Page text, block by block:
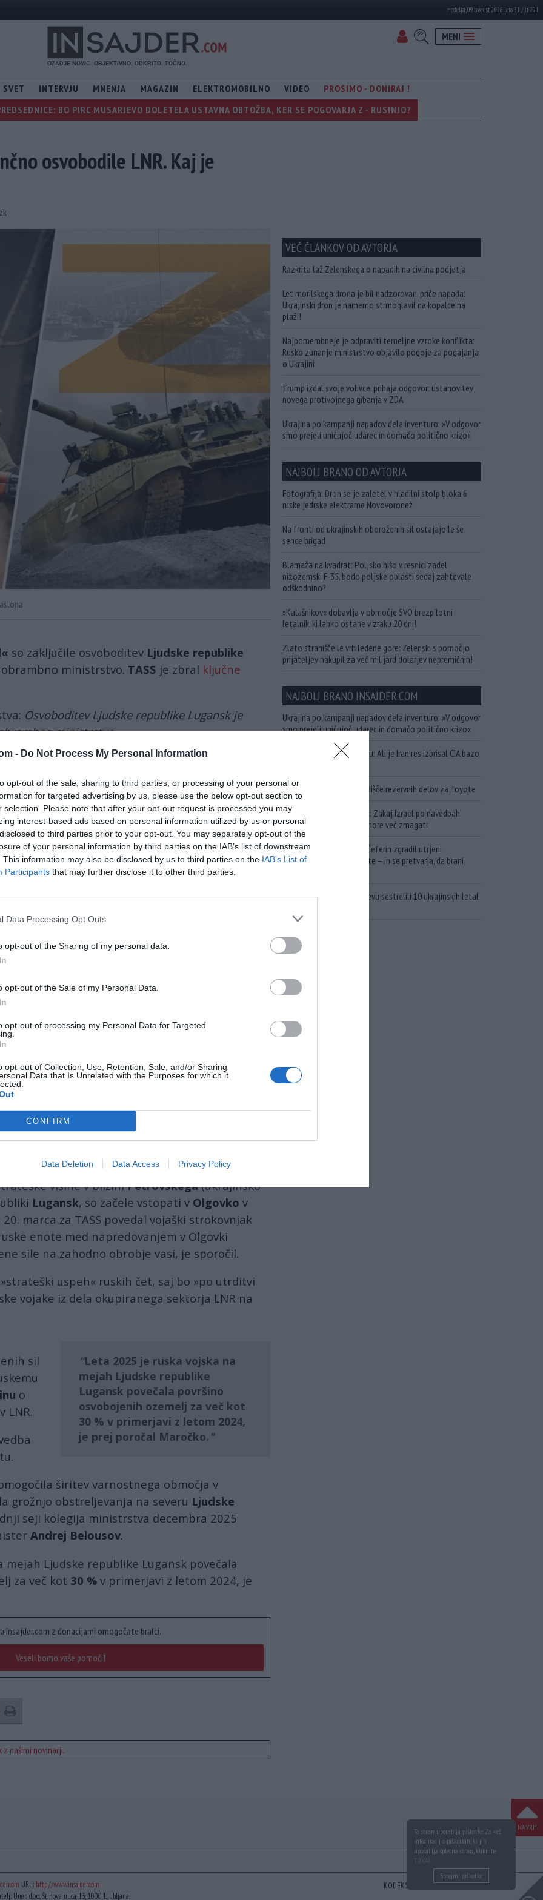
- Do Not Process My Personal Information
opt-out of the sale, sharing to third parties, or processing of your personal or
for targeted advertising by us, please use the below opt-out section to
selection. Please note that after your opt-out request is processed you may
interest-based ads based on personal information utilized by us or personal
to third parties prior to your opt-out. You may separately opt-out of the
of your personal information by third parties on the IAB’s list of downstream
This information may also be disclosed by us to third parties on the IAB’s List of
Participants that may further disclose it to other third parties.
Data Processing Opt Outs
opt-out of the Sharing of my personal data.
opt-out of the Sale of my Personal Data.
opt-out of processing my Personal Data for Targeted
opt-out of Collection, Use, Retention, Sale, and/or Sharing
Data that Is Unrelated with the Purposes for which it
CONFIRM
Data Deletion Data Access Privacy Policy
nedelja, 09. avgust 2026 leto 31 / št. 221
MENI
SVET INTERVJU MNENJA MAGAZIN ELEKTROMOBILNO VIDEO
PROSIMO - DONIRAJ !
BO PIRC MUSARJEVO DOLETELA USTAVNA OBTOŽBA, KER SE POGOVARJA Z - RUSINJO?
osvobodile LNR. Kaj je
so zaključile osvoboditev Ljudske republike
ministrstvo. TASS je zbral ključne
Osvoboditev Ljudske republike Lugansk je
ministrstvo.
so enote silne skupine 'Zahod' zaključile
višine v bližiniPetrovskega(ukrajinsko
Lugansk, so začele vstopati v Olgovko v
20. marca za TASS povedal vojaški strokovnjak
enote med napredovanjem v Olgovki
sile na zahodno obrobje vasi, je sporočil.
uspeh« ruskih čet, saj bo »po utrditvi
vojake iz dela okupiranega sektorja LNR na
Leta 2025 je ruska vojska na
mejah Ljudske republike
Lugansk povečala površino
osvobojenih ozemelj za več kot
30 % v primerjavi z letom 2024,
je prej poročal Maročko.
sil
o
LNR.
širitev varnostnega območja v
grožnjo obstreljevanja na severu Ljudske
seji kolegija ministrstva decembra 2025
Andrej Belousov.
mejah Ljudske republike Lugansk povečala
za več kot 30 % v primerjavi z letom 2024, je
Insajder.com z donacijami omogočate bralci.
Veseli bomo vaše pomoči!
našimi novinarji.
VEČ ČLANKOV OD AVTORJA
Razkrita laž Zelenskega o napadih na civilna podjetja
Let morilskega drona je bil nadzorovan, priče napada:
Ukrajinski dron je namerno strmoglavil na kopalce na
plaži!
Najpomembneje je odpraviti temeljne vzroke konflikta:
Rusko zunanje ministrstvo objavilo pogoje za pogajanja
o Ukrajini
Trump izdal svoje volivce, prihaja odgovor: ustanovitev
novega protivojnega gibanja v ZDA
Ukrajina po kampanji napadov dela inventuro: »V odgovor
smo prejeli uničujoč udarec in domačo politično krizo«
NAJBOLJ BRANO OD AVTORJA
Fotografija: Dron se je zaletel v hladilni stolp bloka 6
ruske jedrske elektrarne Novovoronež
Na fronti od ukrajinskih oboroženih sil ostajajo le še
sence brigad
Blamaža na kvadrat: Poljsko hišo v resnici zadel
nizozemski F-35, bodo poljske oblasti sedaj zahtevale
odškodnino?
»Kalašnikov« dobavlja v območje SVO brezpilotni
letalnik, ki lahko ostane v zraku 20 dni!
Zlato stranišče le vrh ledene gore: Zelenski s pomočjo
prijateljev nakupil za več milijard dolarjev nepremičnin!
NAJBOLJ BRANO INSAJDER.COM
Ukrajina po kampanji napadov dela inventuro: »V odgovor
smo prejeli uničujoč udarec in domačo politično krizo«
Krvava skrivnost v Kuvajtu: Ali je Iran res izbrisal CIA bazo
Ruska vojska uničila skladišče rezervnih delov za Toyote
»Nemogoče jih prestreči«: Zakaj Izrael po navedbah
vrhunskega analitika ne more več zmagati
Apartheid UEFE: Kako je Čeferin zgradil utrjeni
nogometni grad za bogate – in se pretvarja, da brani
Sistemi S-400 v enem dnevu sestrelili 10 ukrajinskih letal
NA VRH
URL: http://www.insajder.com
Unep d.o.o., Štihova ulica 13, 1000 Ljubljana
KODEKS VAROVANJE PODATKOV
Ta stran uporablja piškotke. Za več
informacij o piškotkih, ki jih
uporablja spletna stran, kliknite
TUKAJ
Sprejmi piškotke